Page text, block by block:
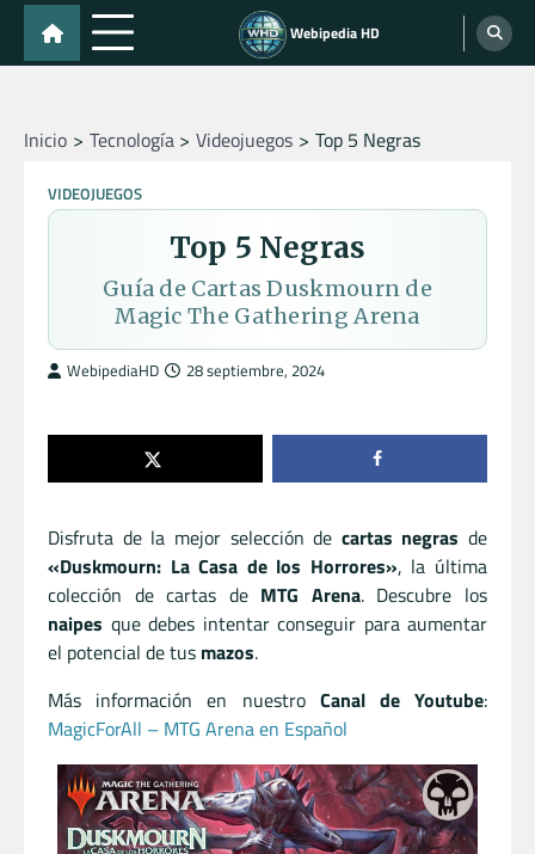
Skip
content
Webipedia HD
Inicio Tecnología Videojuegos Top 5 Negras
VIDEOJUEGOS
Top 5 Negras
Guía de Cartas Duskmourn de
Magic The Gathering Arena
WebipediaHD 28 septiembre, 2024
Disfruta de la mejor selección de cartas negras de
«Duskmourn: La Casa de los Horrores», la última
colección de cartas de MTG Arena. Descubre los
naipes que debes intentar conseguir para aumentar
el potencial de tus mazos.
Más información en nuestro Canal de Youtube:
MagicForAll – MTG Arena en Español